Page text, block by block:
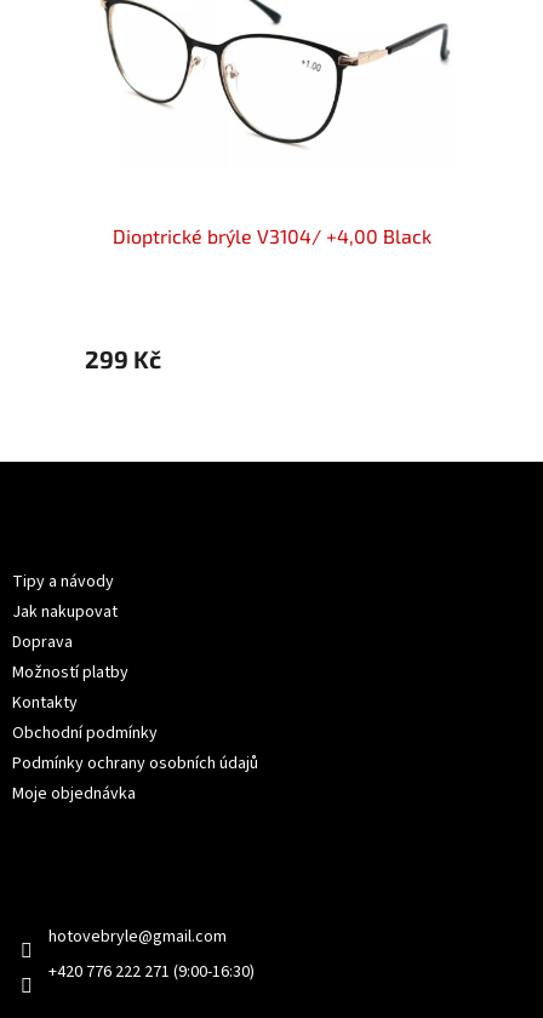
Dioptrické brýle V3104/ +4,00 Black
299 Kč
Tipy a návody
Jak nakupovat
Doprava
Možností platby
Kontakty
Obchodní podmínky
Podmínky ochrany osobních údajů
Moje objednávka
hotovebryle@gmail.com
+420 776 222 271 (9:00-16:30)